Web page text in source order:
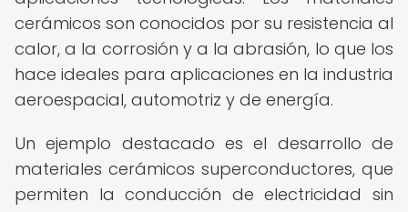
cerámicos son conocidos por su resistencia al
calor, a la corrosión y a la abrasión, lo que los
hace ideales para aplicaciones en la industria
aeroespacial, automotriz y de energía.
Un ejemplo destacado es el desarrollo de
materiales cerámicos superconductores, que
permiten la conducción de electricidad sin